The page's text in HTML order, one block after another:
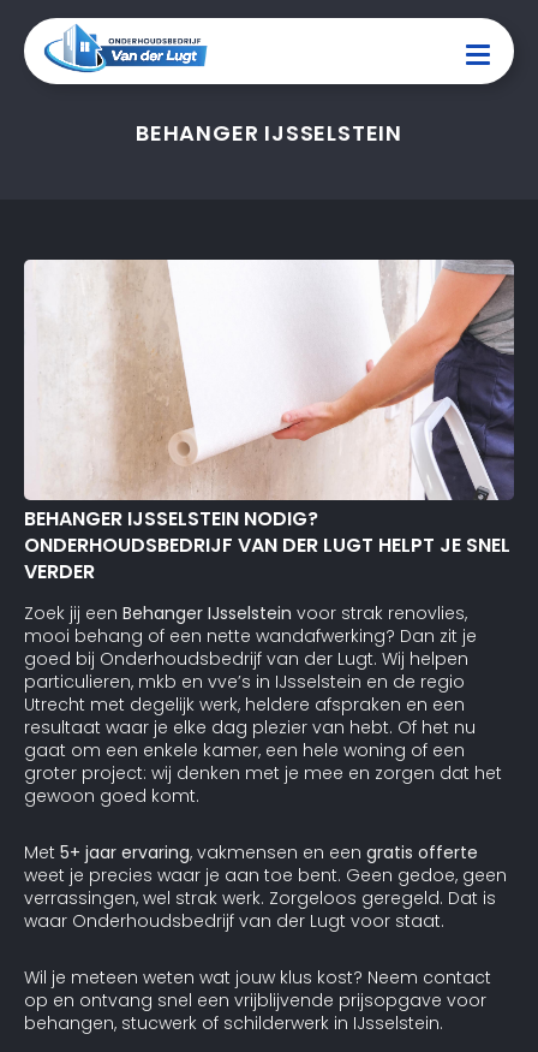
BEHANGER IJSSELSTEIN
BEHANGER IJSSELSTEIN NODIG?
ONDERHOUDSBEDRIJF VAN DER LUGT HELPT JE SNEL
VERDER
Zoek jij een Behanger IJsselstein voor strak renovlies,
mooi behang of een nette wandafwerking? Dan zit je
goed bij Onderhoudsbedrijf van der Lugt. Wij helpen
particulieren, mkb en vve’s in IJsselstein en de regio
Utrecht met degelijk werk, heldere afspraken en een
resultaat waar je elke dag plezier van hebt. Of het nu
gaat om een enkele kamer, een hele woning of een
groter project: wij denken met je mee en zorgen dat het
gewoon goed komt.
Met 5+ jaar ervaring, vakmensen en een gratis offerte
weet je precies waar je aan toe bent. Geen gedoe, geen
verrassingen, wel strak werk. Zorgeloos geregeld. Dat is
waar Onderhoudsbedrijf van der Lugt voor staat.
Wil je meteen weten wat jouw klus kost? Neem contact
op en ontvang snel een vrijblijvende prijsopgave voor
behangen, stucwerk of schilderwerk in IJsselstein.